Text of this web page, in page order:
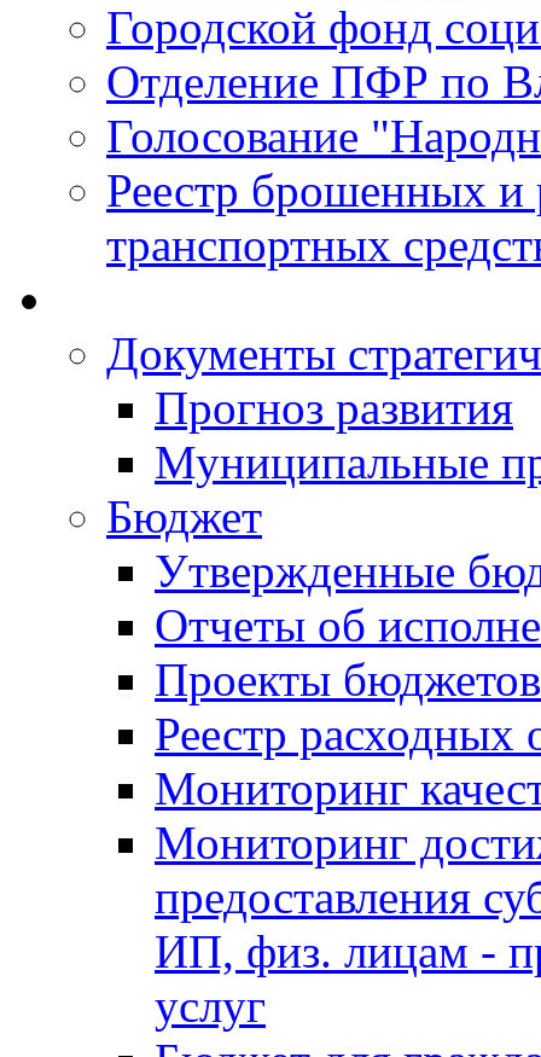
Городской фонд
Отделение ПФР по
Голосование
Реестр брошенных и
транспортных
Документы
Прогноз развития
Муниципальные
Бюджет
Утвержденные
Отчеты об
Проекты бюджетов
Реестр расходных
Мониторинг
Мониторинг
предоставления
ИП, физ. лицам -
услуг